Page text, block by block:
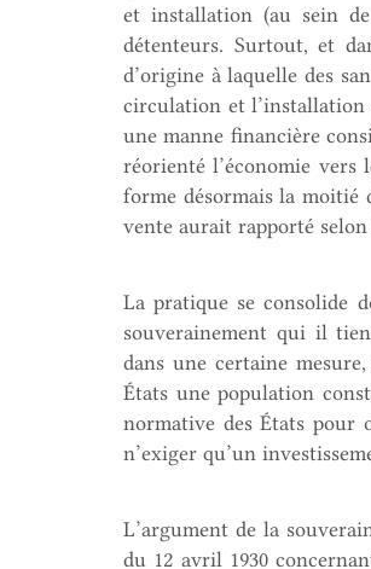
et installation (au sein
détenteurs. Surtout, et
d’origine à laquelle des
circulation et l’installation
une manne financière
réorienté l’économie vers
forme désormais la moitié
vente aurait rapporté
La pratique se consolide
souverainement qui il
dans une certaine
États une population
normative des États pour
n’exiger qu’un
L’argument de la
du 12 avril 1930